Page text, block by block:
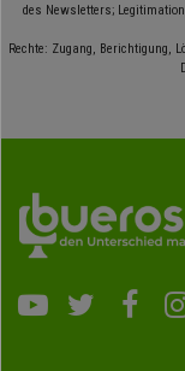
des Newsletters;
Rechte: Zugang, Berichtigung,